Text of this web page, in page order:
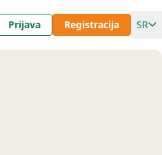
Prijava Registracija SR